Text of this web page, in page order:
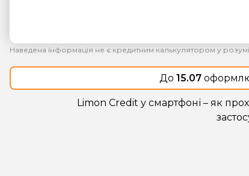
Наведена інформація не є кредитним калькулятором у
До 15.07
Limon Credit у смартфоні – як